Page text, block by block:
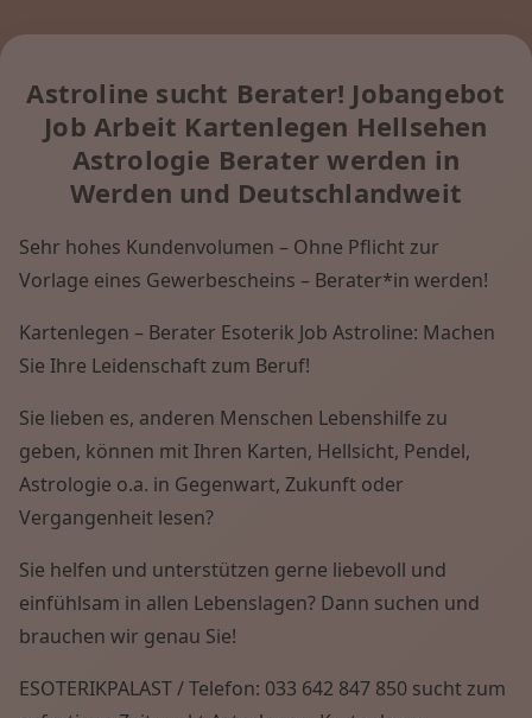
Lenormandkarten
Menü: Beraterübersicht Kategorien
Wissen von A - Z
Astroline sucht Berater! Jobangebot
Job Arbeit Kartenlegen Hellsehen
Astrologie Berater werden in
Werden und Deutschlandweit
Sehr hohes Kundenvolumen – Ohne Pflicht zur
Vorlage eines Gewerbescheins – Berater*in werden!
Kartenlegen – Berater Esoterik Job Astroline: Machen
Sie Ihre Leidenschaft zum Beruf!
Sie lieben es, anderen Menschen Lebenshilfe zu
geben, können mit Ihren Karten, Hellsicht, Pendel,
Astrologie o.a. in Gegenwart, Zukunft oder
Vergangenheit lesen?
Sie helfen und unterstützen gerne liebevoll und
einfühlsam in allen Lebenslagen? Dann suchen und
brauchen wir genau Sie!
ESOTERIKPALAST / Telefon: 033 642 847 850 sucht zum